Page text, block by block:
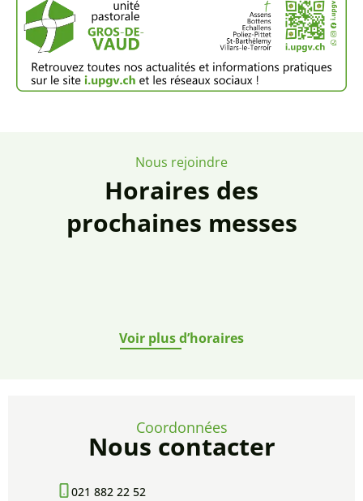
Nous rejoindre
Horaires des
prochaines messes
Voir plus d’horaires
Coordonnées
Nous contacter
021 882 22 52